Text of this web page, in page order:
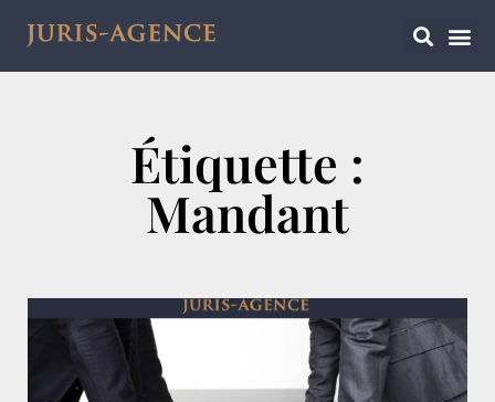
Étiquette :
Mandant